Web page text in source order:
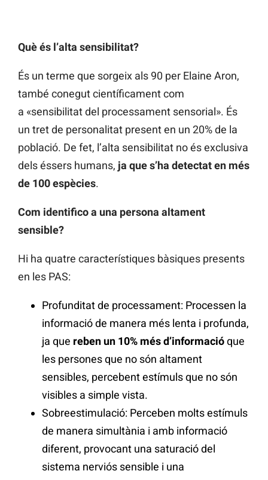
Què és l’alta sensibilitat?
És un terme que sorgeix als 90 per Elaine Aron,
també conegut científicament com
a «sensibilitat del processament sensorial». És
un tret de personalitat present en un 20% de la
població. De fet, l’alta sensibilitat no és exclusiva
dels éssers humans, ja que s’ha detectat en més
de 100 espècies.
Com identifico a una persona altament
sensible?
Hi ha quatre característiques bàsiques presents
en les PAS:
Profunditat de processament: Processen la
informació de manera més lenta i profunda,
ja que reben un 10% més d’informacióque
les persones que no són altament
sensibles, percebent estímuls que no són
visibles a simple vista.
Sobreestimulació: Perceben molts estímuls
de manera simultània i amb informació
diferent, provocant una saturació del
sistema nerviós sensible i una